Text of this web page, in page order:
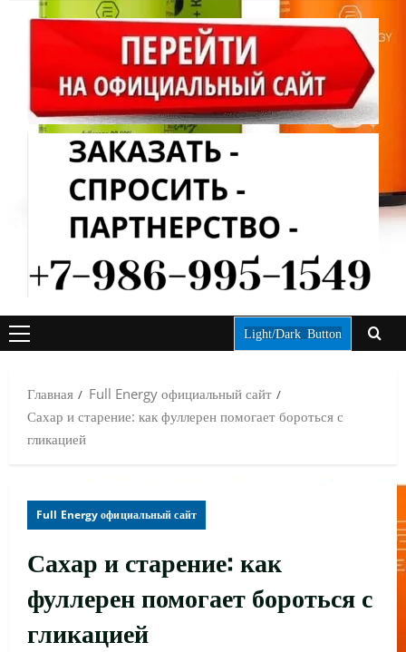
ОСНОВНОЕ
Light/Dark Button
Главная
Full Energy официальный сайт
Сахар и старение: как фуллерен помогает бороться с
гликацией
Full Energy официальный сайт
Сахар и старение: как
фуллерен помогает бороться с
гликацией